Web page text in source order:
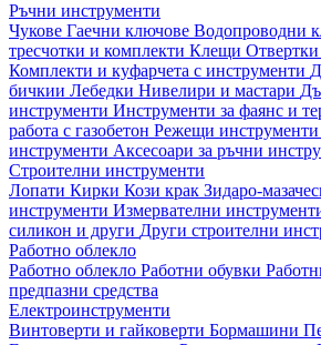
Ръчни инструменти
Чукове Гаечни ключове Водопроводни
тресчотки и комплекти Клещи
Комплекти и куфарчета с инструменти
бичкии Лебедки Нивелири и мастари
инструменти Инструменти за фаянс и
работа с газобетон Режещи инструменти
инструменти Аксесоари за ръчни
Строителни инструменти
Лопати Кирки Кози крак Зидаро-
инструменти Измервателни
силикон и други Други строителни
Работно облекло
Работно облекло Работни обувки
предпазни средства
Електроинструменти
Винтоверти и гайковерти Бормашини